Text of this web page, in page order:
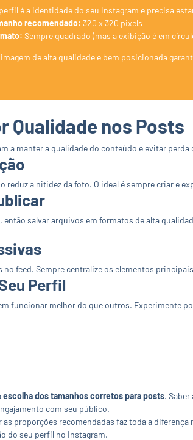
é a identidade do seu Instagram e precisa
recomendado: 320 x 320 pixels
Sempre quadrado (mas a exibição é em
imagem de alta qualidade e bem posicionada
Qualidade nos Posts
a manter a qualidade do conteúdo e evitar perda
a nitidez da foto. O ideal é sempre criar e
salvar arquivos em formatos de alta
feed. Sempre centralize os elementos
Perfil
funcionar melhor do que outros. Experimente
escolha dos tamanhos corretos para posts.
com seu público.
proporções recomendadas faz toda a
do seu perfil no Instagram.